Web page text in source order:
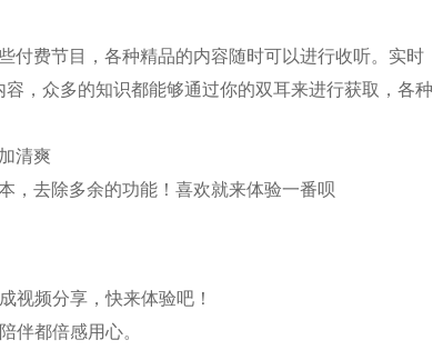
付费节目，各种精品的内容随时可以进行收听。实时
，众多的知识都能够通过你的双耳来进行获取，各种
清爽
，去除多余的功能！喜欢就来体验一番呗
视频分享，快来体验吧！
伴都倍感用心。